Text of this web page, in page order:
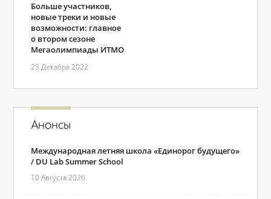
Больше участников,
новые треки и новые
возможности: главное
о втором сезоне
Мегаолимпиады ИТМО
23 Декабря 2022
Анонсы
Международная летняя школа «Единорог будущего»
/ DU Lab Summer School
10 Августа 2026